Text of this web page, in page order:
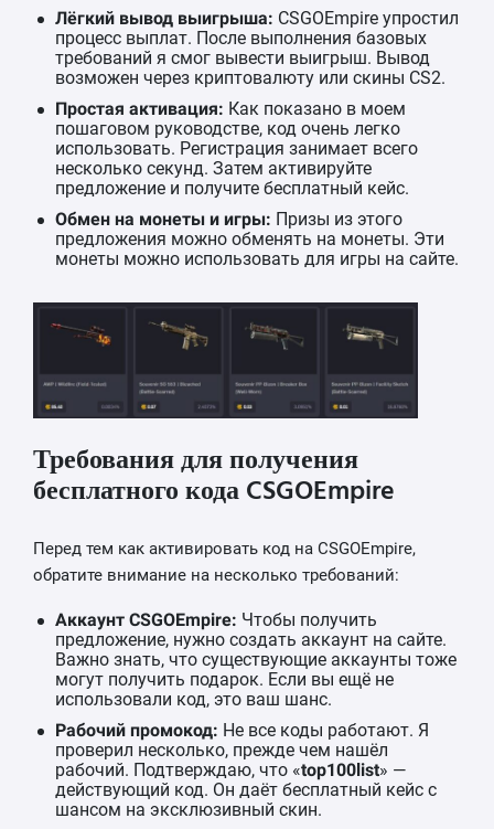
Лёгкий вывод выигрыша: CSGOEmpire упростил
процесс выплат. После выполнения базовых
требований я смог вывести выигрыш. Вывод
возможен через криптовалюту или скины CS2.
Простая активация: Как показано в моем
пошаговом руководстве, код очень легко
использовать. Регистрация занимает всего
несколько секунд. Затем активируйте
предложение и получите бесплатный кейс.
Обмен на монеты и игры: Призы из этого
предложения можно обменять на монеты. Эти
монеты можно использовать для игры на сайте.
Требования для получения
бесплатного кода CSGOEmpire
Перед тем как активировать код на CSGOEmpire,
обратите внимание на несколько требований:
Аккаунт CSGOEmpire: Чтобы получить
предложение, нужно создать аккаунт на сайте.
Важно знать, что существующие аккаунты тоже
могут получить подарок. Если вы ещё не
использовали код, это ваш шанс.
Рабочий промокод: Не все коды работают. Я
проверил несколько, прежде чем нашёл
рабочий. Подтверждаю, что «top100list» —
действующий код. Он даёт бесплатный кейс с
шансом на эксклюзивный скин.